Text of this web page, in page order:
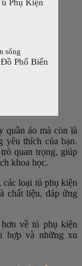
sống
Phổ Biến
quần áo mà còn là
yêu thích của bạn.
quan trọng, giúp
khoa học.
loại tủ phụ kiện
chất liệu, đáp ứng
về tủ phụ kiện
hợp và những xu